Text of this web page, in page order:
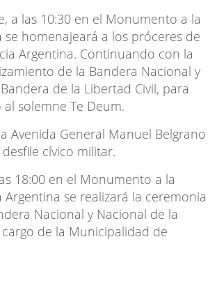
a las 10:30 en el Monumento a la
homenajeará a los próceres de
Argentina. Continuando con la
de la Bandera Nacional y
de la Libertad Civil, para
solemne Te Deum.
Avenida General Manuel Belgrano
cívico militar.
18:00 en el Monumento a la
se realizará la ceremonia
Nacional y Nacional de la
de la Municipalidad de